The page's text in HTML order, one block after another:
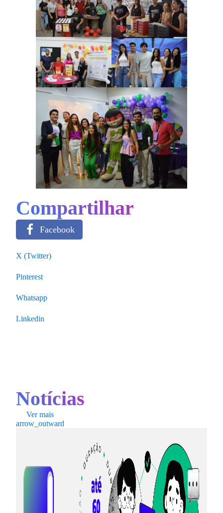
Compartilhar
Facebook
X (Twitter)
Pinterest
Whatsapp
Linkedin
Notícias
Ver mais
arrow_outward